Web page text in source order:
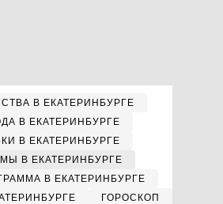
В ЕКАТЕРИНБУРГЕ
В ЕКАТЕРИНБУРГЕ
В ЕКАТЕРИНБУРГЕ
В ЕКАТЕРИНБУРГЕ
В ЕКАТЕРИНБУРГЕ
ГОРОСКОП